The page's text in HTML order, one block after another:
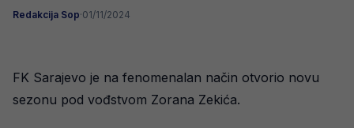
Redakcija Sop·01/11/2024
FK Sarajevo je na fenomenalan način otvorio novu
sezonu pod vođstvom Zorana Zekića.